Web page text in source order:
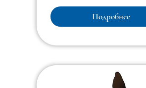
вырос там, и всех, для кого
— часть личной истории.
Подробнее